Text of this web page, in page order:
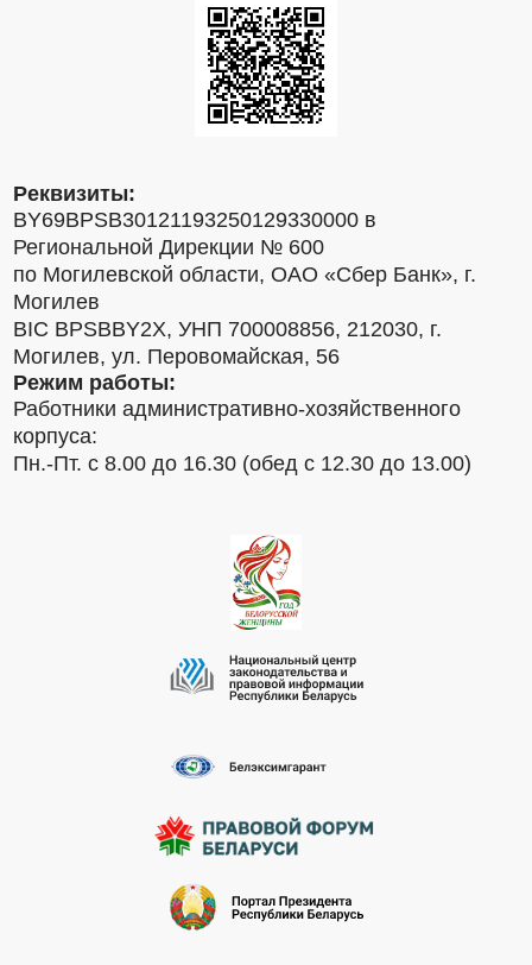
Реквизиты:
BY69BPSB30121193250129330000 в
Региональной Дирекции № 600
по Могилевской области, ОАО «Сбер Банк», г.
Могилев
BIC BPSBBY2X, УНП 700008856, 212030, г.
Могилев, ул. Перовомайская, 56
Режим работы:
Работники административно-хозяйственного
корпуса:
Пн.-Пт. с 8.00 до 16.30 (обед с 12.30 до 13.00)